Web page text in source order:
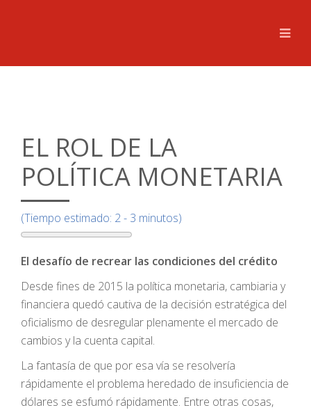
EL ROL DE LA
POLÍTICA MONETARIA
(Tiempo estimado: 2 - 3 minutos)
El desafío de recrear las condiciones del crédito
Desde fines de 2015 la política monetaria, cambiaria y
financiera quedó cautiva de la decisión estratégica del
oficialismo de desregular plenamente el mercado de
cambios y la cuenta capital.
La fantasía de que por esa vía se resolvería
rápidamente el problema heredado de insuficiencia de
dólares se esfumó rápidamente. Entre otras cosas,